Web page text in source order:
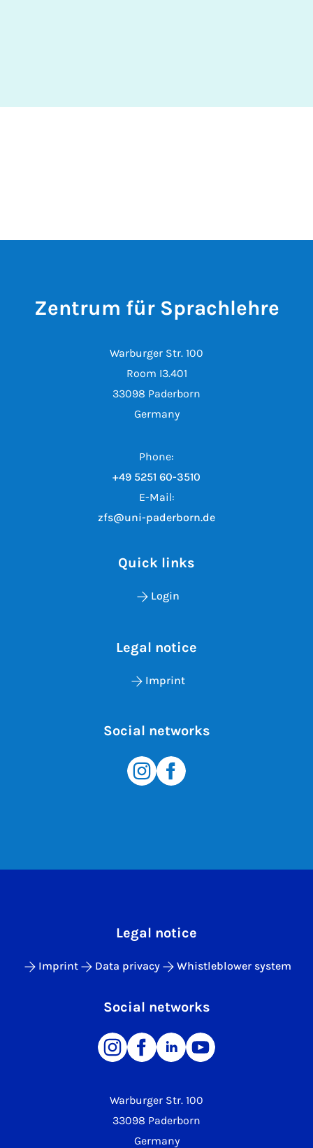
Zentrum für Sprachlehre
Warburger Str. 100
Room I3.401
33098 Paderborn
Germany
Phone:
+49 5251 60-3510
E-Mail:
zfs@uni-paderborn.de
Quick links
Login
Legal notice
Imprint
Social networks
Warburger Str. 100
33098 Paderborn
Germany
Legal notice
Imprint Data privacy Whistleblower system
Social networks